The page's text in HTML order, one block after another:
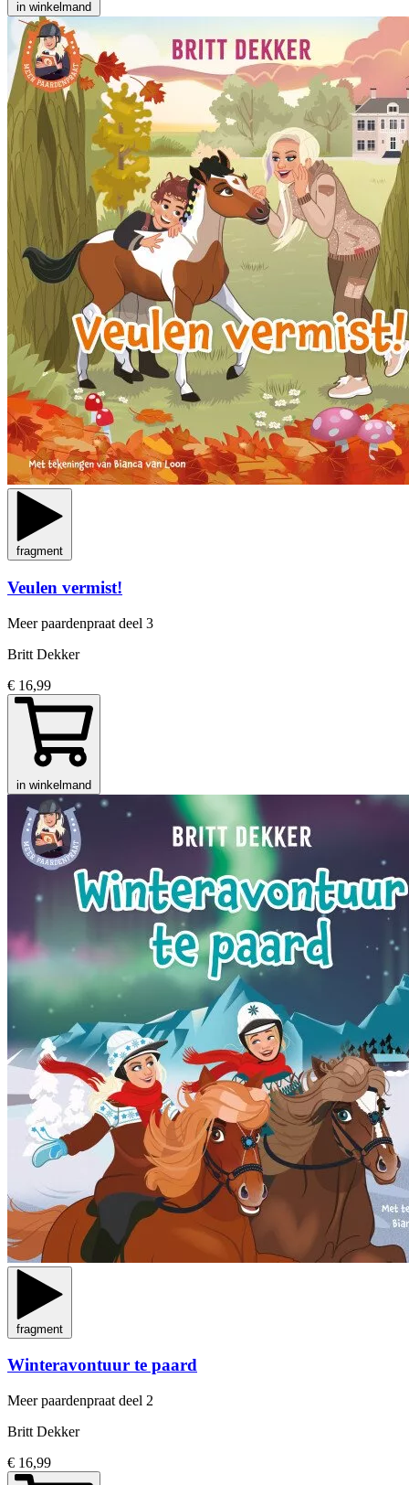
in winkelmand
fragment
Veulen vermist!
Meer paardenpraat deel 3
Britt Dekker
€ 16,99
in winkelmand
fragment
Winteravontuur te paard
Meer paardenpraat deel 2
Britt Dekker
€ 16,99